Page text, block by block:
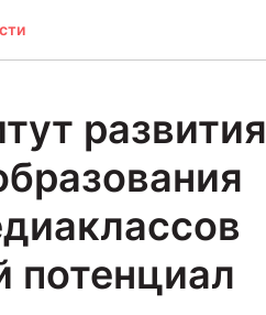
развития
потенциал